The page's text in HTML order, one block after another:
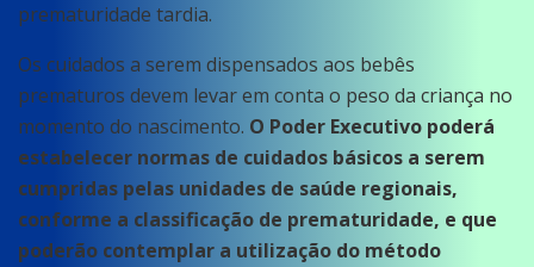
prematuridade tardia.
Os cuidados a serem dispensados aos bebês
prematuros devem levar em conta o peso da criança no
momento do nascimento. O Poder Executivo poderá
estabelecer normas de cuidados básicos a serem
cumpridas pelas unidades de saúde regionais,
conforme a classificação de prematuridade, e que
poderão contemplar a utilização do método